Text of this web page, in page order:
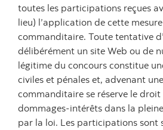
toutes les participations reçues
lieu) l’application de cette
commanditaire. Toute tentative
délibérément un site Web ou de
légitime du concours constitue
civiles et pénales et, advenant
commanditaire se réserve le
dommages-intérêts dans la
par la loi. Les participations sont